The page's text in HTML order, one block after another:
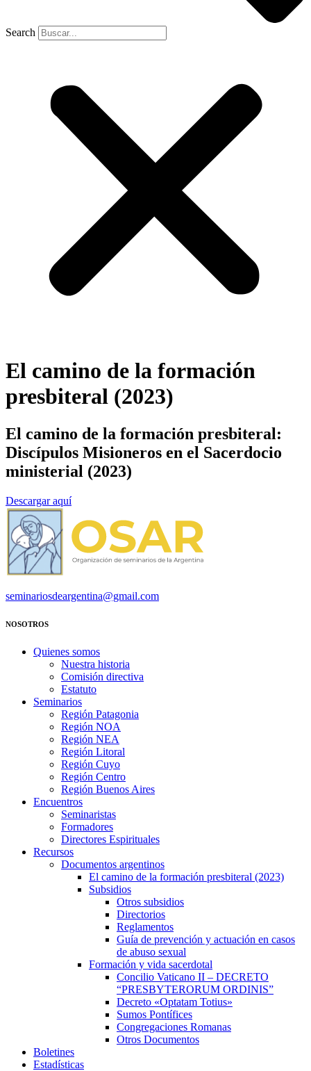
Search
El camino de la formación
presbiteral (2023)
El camino de la formación presbiteral:
Discípulos Misioneros en el Sacerdocio
ministerial (2023)
Descargar aquí
seminariosdeargentina@gmail.com
NOSOTROS
Quienes somos
Nuestra historia
Comisión directiva
Estatuto
Seminarios
Región Patagonia
Región NOA
Región NEA
Región Litoral
Región Cuyo
Región Centro
Región Buenos Aires
Encuentros
Seminaristas
Formadores
Directores Espirituales
Recursos
Documentos argentinos
El camino de la formación presbiteral (2023)
Subsidios
Otros subsidios
Directorios
Reglamentos
Guía de prevención y actuación en casos
de abuso sexual
Formación y vida sacerdotal
Concilio Vaticano II – DECRETO
“PRESBYTERORUM ORDINIS”
Decreto «Optatam Totius»
Sumos Pontífices
Congregaciones Romanas
Otros Documentos
Boletines
Estadísticas